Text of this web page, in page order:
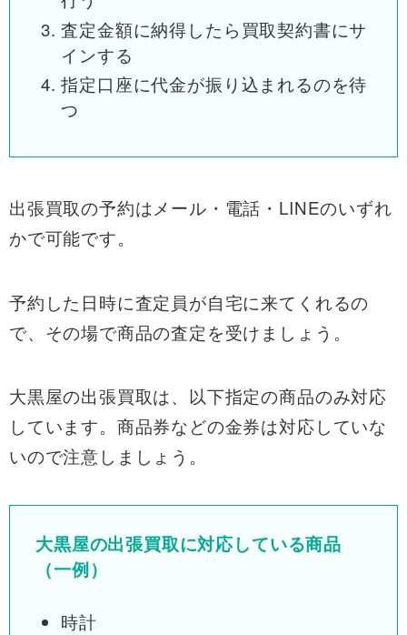
査定金額に納得したら買取契約書にサ
インする
指定口座に代金が振り込まれるのを待
つ
出張買取の予約はメール・電話・LINEのいずれ
かで可能です。
予約した日時に査定員が自宅に来てくれるの
で、その場で商品の査定を受けましょう。
大黒屋の出張買取は、以下指定の商品のみ対応
しています。商品券などの金券は対応していな
いので注意しましょう。
大黒屋の出張買取に対応している商品
（一例）
時計